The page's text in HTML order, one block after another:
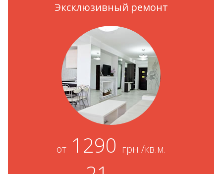
Эксклюзивный ремонт
от1290 грн./кв.м.